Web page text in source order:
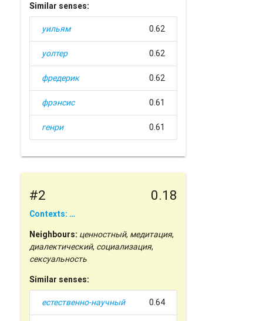
Similar senses:
уильям 0.62
уолтер 0.62
фредерик 0.62
фрэнсис 0.61
генри 0.61
#2 0.18
Contexts: …
Neighbours: ценностный, медитация,
диалектический, социализация,
сексуальность
Similar senses:
естественно-научный 0.64